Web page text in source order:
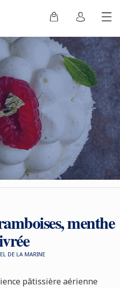
menthe
DE LA MARINE
pâtissière aérienne